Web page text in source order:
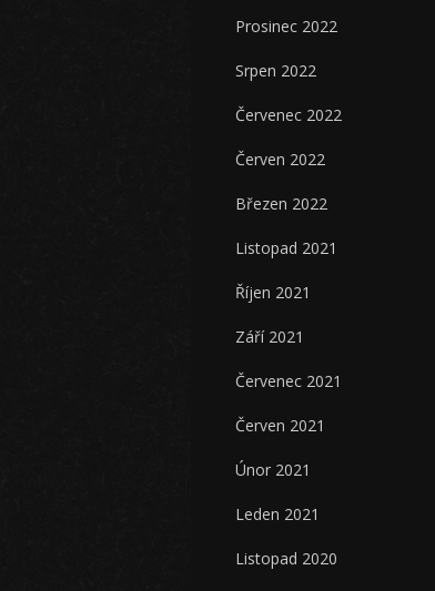
Prosinec 2022
Srpen 2022
Červenec 2022
Červen 2022
Březen 2022
Listopad 2021
Říjen 2021
Září 2021
Červenec 2021
Červen 2021
Únor 2021
Leden 2021
Listopad 2020